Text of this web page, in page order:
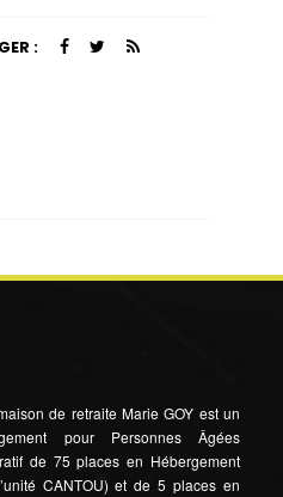
:
de retraite Marie GOY est un
pour Personnes Âgées
de 75 places en Hébergement
CANTOU) et de 5 places en